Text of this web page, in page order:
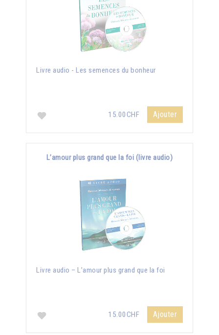
Livre audio - Les semences du bonheur
15.00CHF Ajouter
L’amour plus grand que la foi (livre audio)
Livre audio – L’amour plus grand que la foi
15.00CHF Ajouter